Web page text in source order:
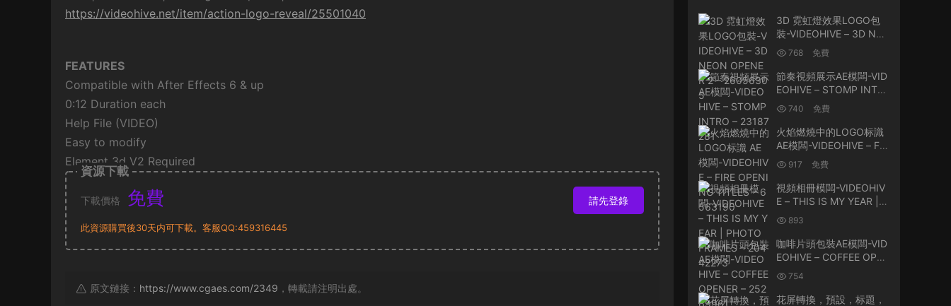
https://videohive.net/item/action-logo-reveal/25501040
FEATURES
Compatible with After Effects 6 & up
0:12 Duration each
Help File (VIDEO)
Easy to modify
Element 3d V2 Required
資源下載
下載價格 免費 請先登錄
此資源購買後30天内可下載。客服QQ:459316445
原文鏈接： https://www.cgaes.com/2349 ，轉載請注明出處。
3D 霓虹燈效果LOGO包
裝-VIDEOHIVE – 3D NE
ON OPENER 2 – 26056
305
768 免費
節奏視頻展示AE模闆-VID
EOHIVE – STOMP INTR
O – 23187281
740 免費
火焰燃燒中的LOGO标識
AE模闆-VIDEOHIVE – FIR
E OPENING TITLES – 65
63190
917 免費
視頻相冊模闆-VIDEOHIV
E – THIS IS MY YEAR | P
HOTO FRAMES – 20442
273
893
咖啡片頭包裝AE模闆-VID
EOHIVE – COFFEE OPE
NER – 25269961
754
花屏轉換，預設，标題，